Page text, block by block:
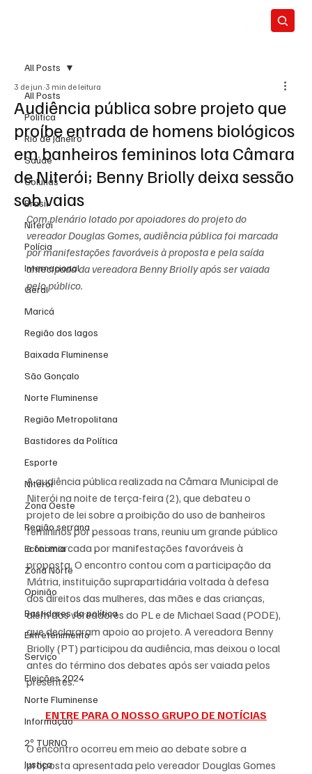
All Posts
Política
Rio de Janeiro
Saúde
Colunas
Brasil
Niterói
Polícia
Internacional
Geral
Maricá
Região dos lagos
Baixada Fluminense
São Gonçalo
Norte Fluminense
Região Metropolitana
Bastidores da Política
Esporte
Niterói
Zona Oeste
Região serrana
Economia
Zona Norte
Opinião
Bastidores da política
Entretenimento
Serviço
Eleições 2024
Norte Fluminense
Informação
2º TURNO
Justiça
All Posts
Audiência pública sobre projeto que
proíbe entrada de homens biológicos
em banheiros femininos lota Câmara
de Niterói; Benny Briolly deixa sessão
sob vaias
3 de jun. 3 min de leitura
Com plenário lotado por apoiadores do projeto do
vereador Douglas Gomes, audiência pública foi marcada
por manifestações favoráveis à proposta e pela saída
antecipada da vereadora Benny Briolly após ser vaiada
pelo público.
A audiência pública realizada na Câmara Municipal de
Niterói na noite de terça-feira (2), que debateu o
projeto de lei sobre a proibição do uso de banheiros
femininos por pessoas trans, reuniu um grande público
e foi marcada por manifestações favoráveis à
proposta. O encontro contou com a participação da
Mátria, instituição suprapartidária voltada à defesa
dos direitos das mulheres, das mães e das crianças,
além dos vereadores do PL e de Michael Saad (PODE),
que declararam apoio ao projeto. A vereadora Benny
Briolly (PT) participou da audiência, mas deixou o local
antes do término dos debates após ser vaiada pelos
presentes.
ENTRE PARA O NOSSO GRUPO DE NOTÍCIAS
O encontro ocorreu em meio ao debate sobre a
proposta apresentada pelo vereador Douglas Gomes